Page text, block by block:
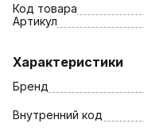
Код товара
Артикул
Характеристики
Бренд
Внутренний код